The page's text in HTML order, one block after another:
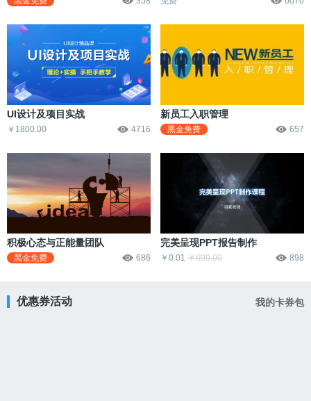
UI设计及项目实战
￥1800.00 4716
新员工入职管理
黑金免费 657
积极心态与正能量团队
黑金免费 686
完美呈现PPT报告制作
￥0.01 ￥699.00 898
优惠券活动 我的卡券包